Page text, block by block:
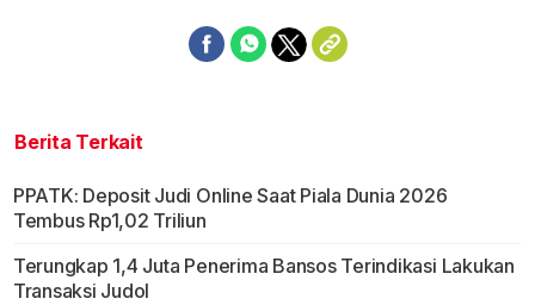
Berita Terkait
PPATK: Deposit Judi Online Saat Piala Dunia 2026
Tembus Rp1,02 Triliun
Terungkap 1,4 Juta Penerima Bansos Terindikasi Lakukan
Transaksi Judol